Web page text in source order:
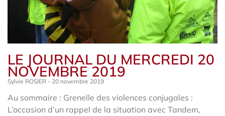
LE JOURNAL DU MERCREDI 20
NOVEMBRE 2019
Sylvie ROSIER 20 novembre 2019
Au sommaire : Grenelle des violences conjugales :
L’occasion d’un rappel de la situation avec Tandem,